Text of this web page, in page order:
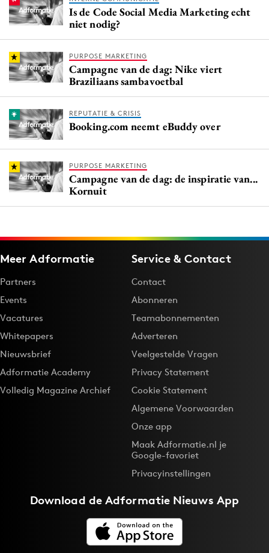
Is de Code Social Media Marketing echt
niet nodig?
PURPOSE MARKETING
Campagne van de dag: Nike viert
Braziliaans sambavoetbal
REPUTATIE & CRISIS
Booking.com neemt eBuddy over
PURPOSE MARKETING
Campagne van de dag: de inspiratie van...
Kornuit
Meer Adformatie
Partners
Events
Vacatures
Whitepapers
Nieuwsbrief
Adformatie Academy
Volledig Magazine Archief
Service & Contact
Contact
Abonneren
Teamabonnementen
Adverteren
Veelgestelde Vragen
Privacy Statement
Cookie Statement
Algemene Voorwaarden
Onze app
Maak Adformatie.nl je
Google-favoriet
Privacyinstellingen
Download deAdformatie Nieuws App